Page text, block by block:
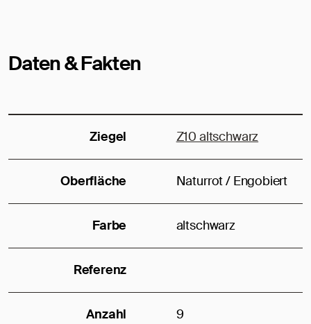
Daten & Fakten
Ziegel Z10 altschwarz
Oberfläche Naturrot / Engobiert
Farbe altschwarz
Referenz
Anzahl
9